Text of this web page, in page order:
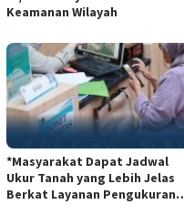
Keamanan Wilayah
*Masyarakat Dapat Jadwal
Ukur Tanah yang Lebih Jelas
Berkat Layanan Pengukuran